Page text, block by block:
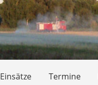
Einsätze Termine